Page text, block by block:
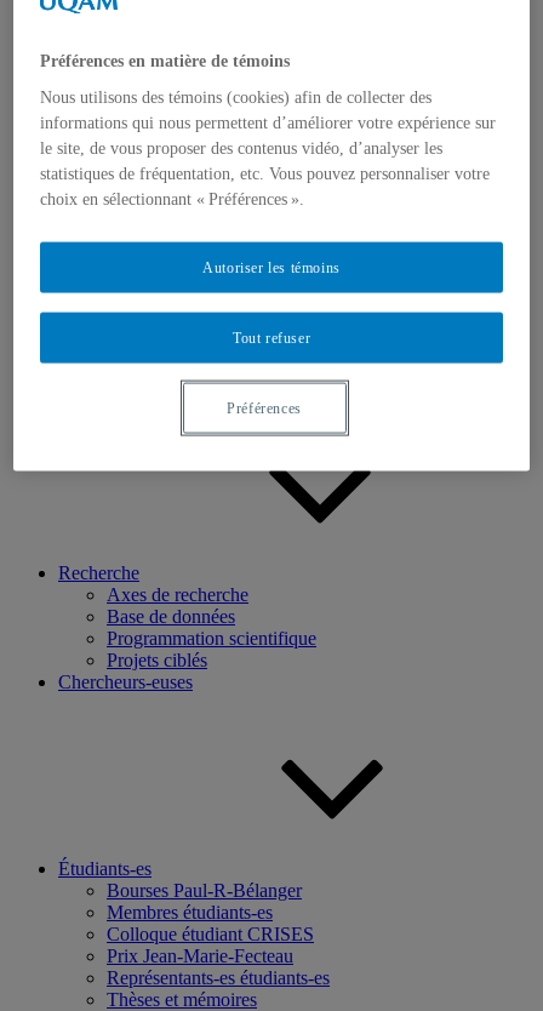
Dans les médias
Distinctions
Événements à venir
Colloque international CRISES
Perspectives et dialogue
Vidéos et baladodiffusions
Recherche
Axes de recherche
Base de données
Programmation scientifique
Projets ciblés
Chercheurs-euses
Étudiants-es
Bourses Paul-R-Bélanger
Membres étudiants-es
Colloque étudiant CRISES
Prix Jean-Marie-Fecteau
Représentants-es étudiants-es
Thèses et mémoires
Préférences en matière de témoins
Nous utilisons des témoins (cookies) afin de collecter des
informations qui nous permettent d’améliorer votre expérience sur
le site, de vous proposer des contenus vidéo, d’analyser les
statistiques de fréquentation, etc. Vous pouvez personnaliser votre
choix en sélectionnant « Préférences ».
Tout refuser
Autoriser les témoins
Préférences